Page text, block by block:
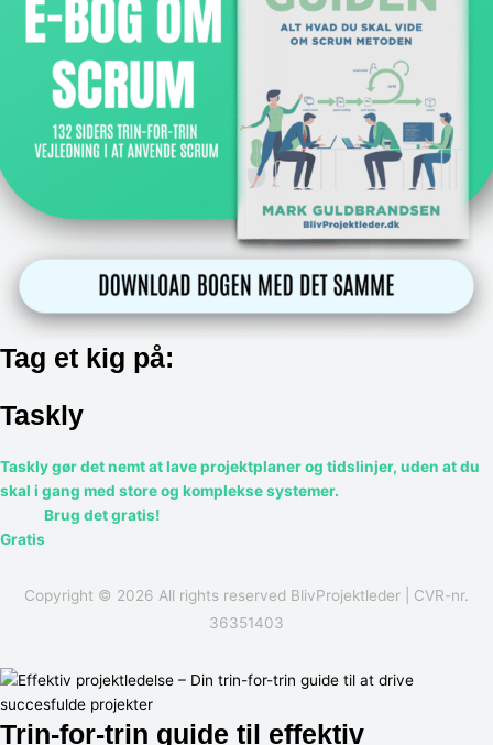
Tag et kig på:
Taskly
Taskly gør det nemt at lave projektplaner og tidslinjer, uden at du
skal i gang med store og komplekse systemer.
Brug det gratis!
Gratis
Copyright © 2026 All rights reserved BlivProjektleder | CVR-nr.
36351403
Trin-for-trin guide til effektiv